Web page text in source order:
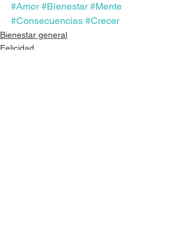
#Amor #Bienestar #Mente
#Consecuencias #Crecer
Bienestar general
Felicidad